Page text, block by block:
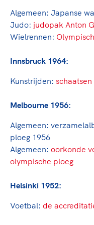
Algemeen: Japanse
Judo: judopak Anton
Wielrennen:
Innsbruck 1964:
Kunstrijden:
Melbourne 1956:
Algemeen:
ploeg 1956
Algemeen: oorkonde
olympische ploeg
Helsinki 1952:
Voetbal: de